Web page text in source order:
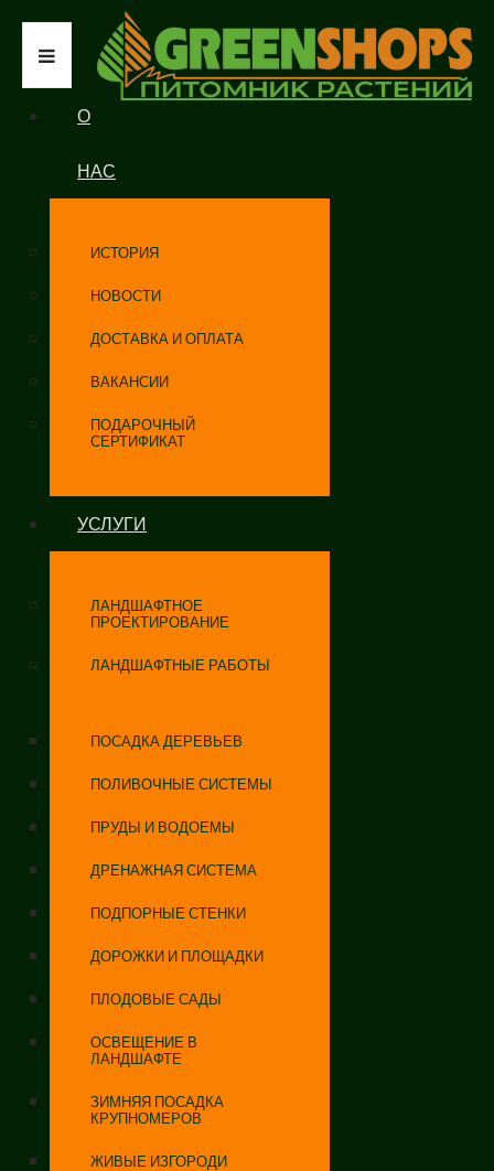
О
НАС
ИСТОРИЯ
НОВОСТИ
ДОСТАВКА И ОПЛАТА
ВАКАНСИИ
ПОДАРОЧНЫЙ
СЕРТИФИКАТ
УСЛУГИ
ЛАНДШАФТНОЕ
ПРОЕКТИРОВАНИЕ
ЛАНДШАФТНЫЕ РАБОТЫ
ПОСАДКА ДЕРЕВЬЕВ
ПОЛИВОЧНЫЕ СИСТЕМЫ
ПРУДЫ И ВОДОЕМЫ
ДРЕНАЖНАЯ СИСТЕМА
ПОДПОРНЫЕ СТЕНКИ
ДОРОЖКИ И ПЛОЩАДКИ
ПЛОДОВЫЕ САДЫ
ОСВЕЩЕНИЕ В
ЛАНДШАФТЕ
ЗИМНЯЯ ПОСАДКА
КРУПНОМЕРОВ
ЖИВЫЕ ИЗГОРОДИ